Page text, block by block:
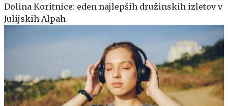
Dolina Koritnice: eden najlepših družinskih izletov v
Julijskih Alpah